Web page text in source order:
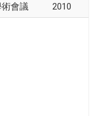
會議
2010